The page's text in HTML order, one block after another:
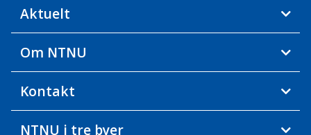
Aktuelt
Om NTNU
Kontakt
NTNU i tre byer